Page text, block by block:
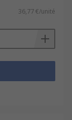
36,77 €/unité